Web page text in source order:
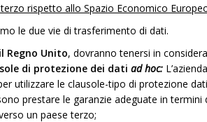
rispetto allo Spazio Economico
le due vie di trasferimento di dati.
Regno Unito, dovranno tenersi in
di protezione dei dati ad hoc:
utilizzare le clausole-tipo di protezione
prestare le garanzie adeguate in
un paese terzo;